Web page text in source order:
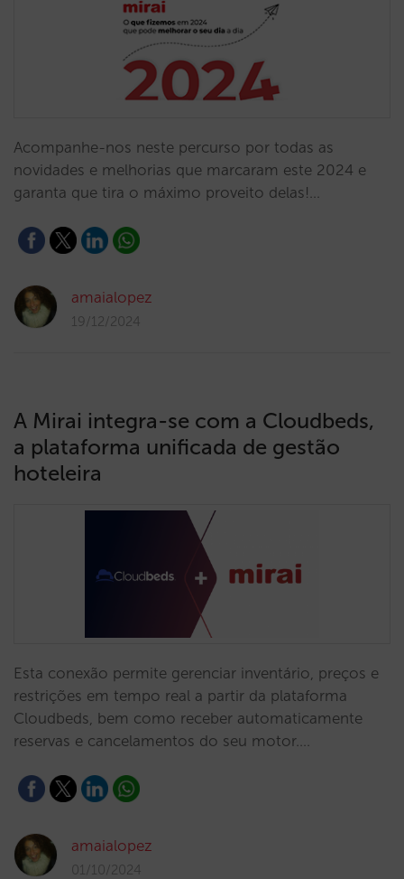
Acompanhe-nos neste percurso por todas as
novidades e melhorias que marcaram este 2024 e
garanta que tira o máximo proveito delas!…
amaialopez
19/12/2024
A Mirai integra-se com a Cloudbeds,
a plataforma unificada de gestão
hoteleira
Esta conexão permite gerenciar inventário, preços e
restrições em tempo real a partir da plataforma
Cloudbeds, bem como receber automaticamente
reservas e cancelamentos do seu motor.…
amaialopez
01/10/2024